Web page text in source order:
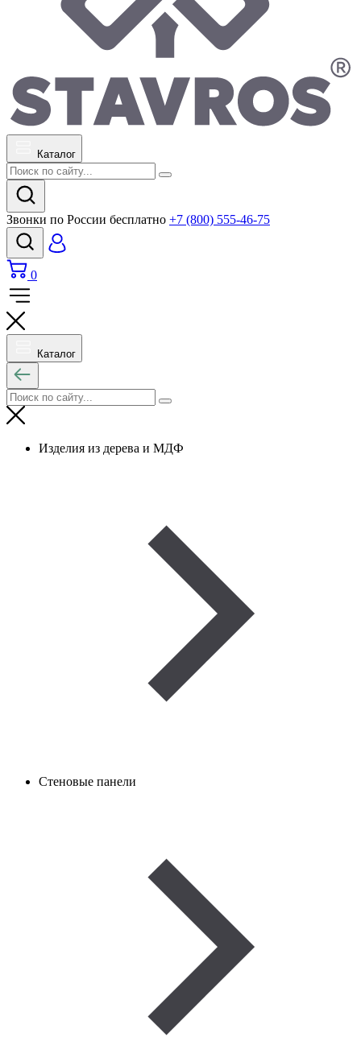
Каталог
Звонки по России бесплатно +7 (800) 555-46-75
0
Каталог
Изделия из дерева и МДФ
Стеновые панели